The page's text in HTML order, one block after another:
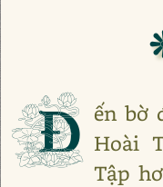
Đ ến bờ
Hoài
Tập